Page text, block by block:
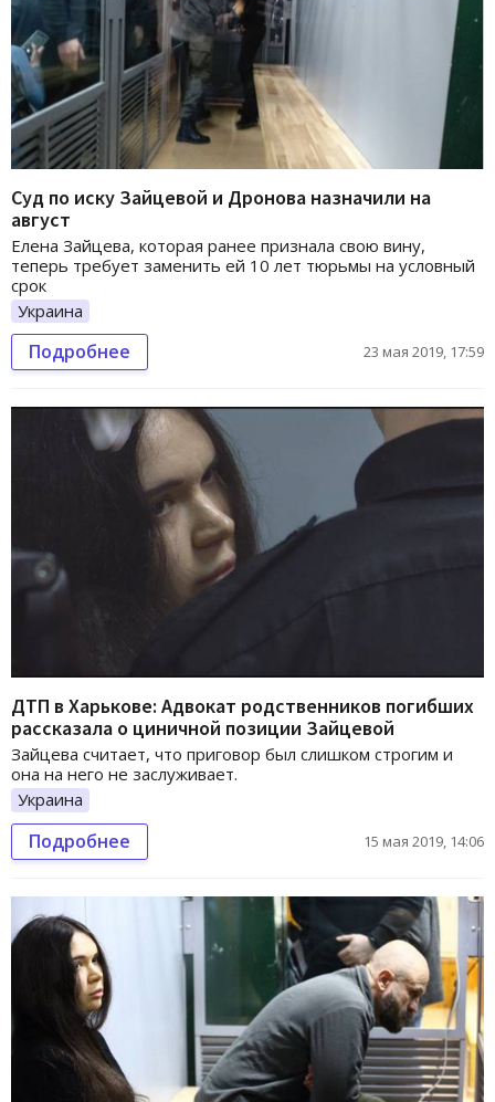
Суд по иску Зайцевой и Дронова назначили на
август
Елена Зайцева, которая ранее признала свою вину,
теперь требует заменить ей 10 лет тюрьмы на условный
срок
Украина
Подробнее 23 мая 2019, 17:59
ДТП в Харькове: Адвокат родственников погибших
рассказала о циничной позиции Зайцевой
Зайцева считает, что приговор был слишком строгим и
она на него не заслуживает.
Украина
Подробнее 15 мая 2019, 14:06